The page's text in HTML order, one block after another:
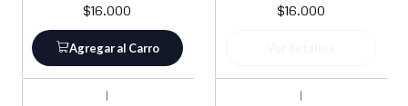
$16.000
Agregar al Carro
$16.000
| |